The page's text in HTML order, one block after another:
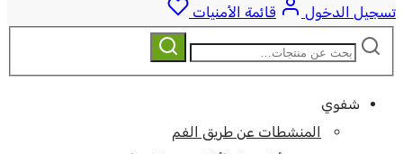
تسجيل الدخول
قائمة الأمنيات
ابحث
بحث
شفوي
المنشطات عن طريق الفم